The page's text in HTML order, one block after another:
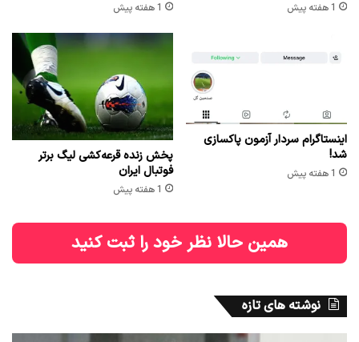
1 هفته پیش 1 هفته پیش
اینستاگرام سردار آزمون پاکسازی
شد!
1 هفته پیش
پخش زنده قرعه‌کشی لیگ برتر
فوتبال ایران
1 هفته پیش
همین حالا نظر خود را ثبت کنید
نوشته های تازه